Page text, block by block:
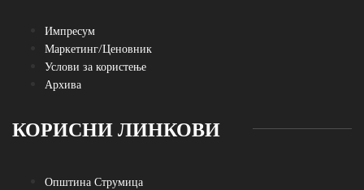
Импресум
Маркетинг/Ценовник
Услови за користење
Архива
КОРИСНИ ЛИНКОВИ
Општина Струмица